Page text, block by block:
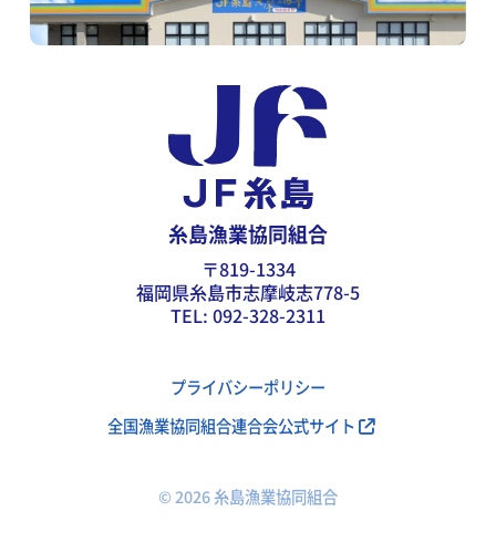
糸島漁業協同組合
〒819-1334
福岡県糸島市志摩岐志778-5
TEL: 092-328-2311
プライバシーポリシー
全国漁業協同組合連合会公式サイト
© 2026 糸島漁業協同組合